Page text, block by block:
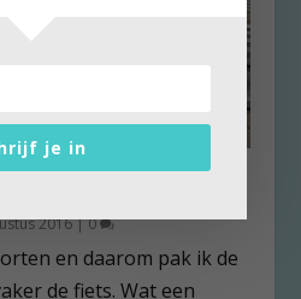
2016|0
en daarom pak ik de
de fiets. Wat een
je in